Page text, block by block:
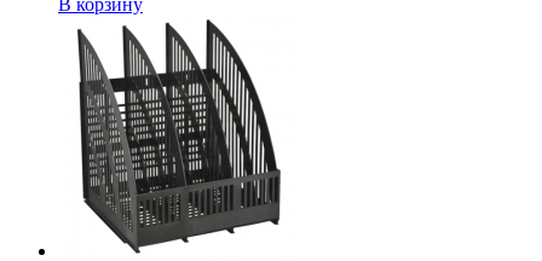
В корзину